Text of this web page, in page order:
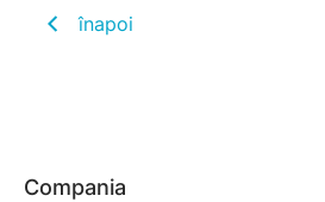
înapoi
Compania